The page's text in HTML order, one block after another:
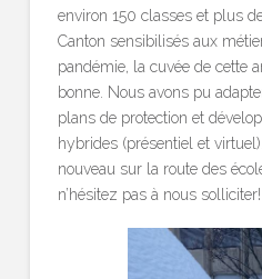
environ 150 classes et plus
Canton sensibilisés aux
pandémie, la cuvée de cette
bonne. Nous avons pu
plans de protection et
hybrides (présentiel et
nouveau sur la route des
n’hésitez pas à nous solliciter!